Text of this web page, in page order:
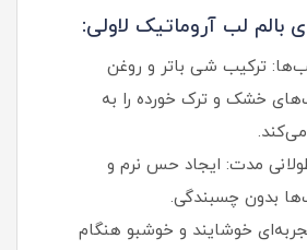
بالم لب آروماتیک لاولی:
ترکیب شی باتر و روغن
خشک و ترک خورده را به
مدت: ایجاد حس نرم و
بدون چسبندگی.
خوشایند و خوشبو هنگام